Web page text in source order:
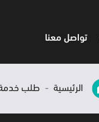
تواصل معنا
الرئيسية طلب خدمة